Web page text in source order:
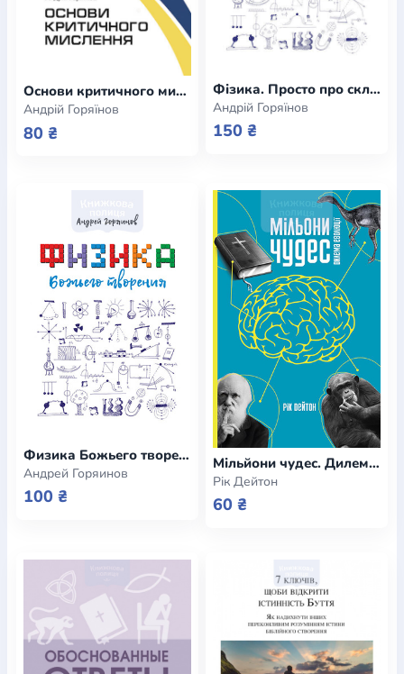
Основи критичного мислення (e-book)
Андрій Горяїнов
80 ₴
Фізика. Просто про складне (e-book)
Андрій Горяїнов
150 ₴
Физика Божьего творения (e-book)
Андрей Горяинов
100 ₴
Мільйони чудес. Дилема еволюції (e-book)
Рік Дейтон
60 ₴